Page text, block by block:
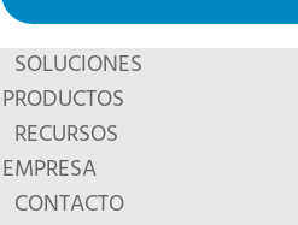
SOLUCIONES
PRODUCTOS
RECURSOS
EMPRESA
CONTACTO